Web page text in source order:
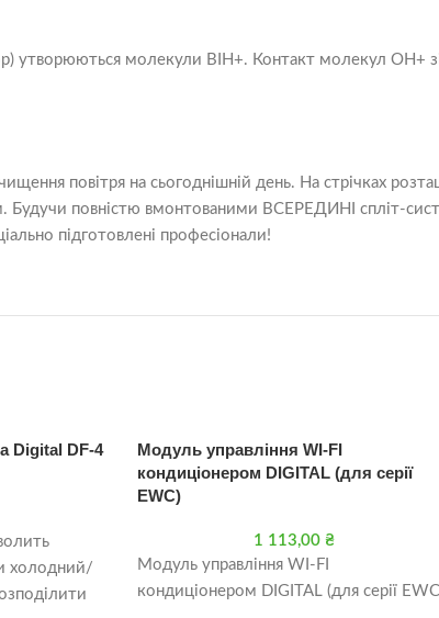
утворюються молекули ВІН+. Контакт молекул
повітря на сьогоднішній день. На стрічках
повністю вмонтованими ВСЕРЕДИНІ спліт-
підготовлені професіонали!
Digital DF-4
холодний/
Модуль управління WI-FI
кондиціонером DIGITAL (для серії
EWC)
1 113,00 ₴
Модуль управління WI-FI
кондиціонером DIGITAL (для серії